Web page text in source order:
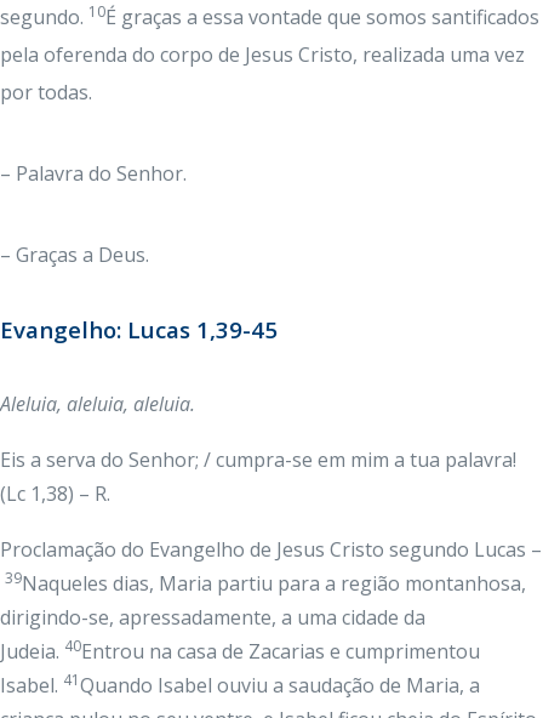
segundo. 10É graças a essa vontade que somos santificados
pela oferenda do corpo de Jesus Cristo, realizada uma vez
por todas.
– Palavra do Senhor.
– Graças a Deus.
Evangelho: Lucas 1,39-45
Aleluia, aleluia, aleluia.
Eis a serva do Senhor; / cumpra-se em mim a tua palavra!
(Lc 1,38) – R.
Proclamação do Evangelho de Jesus Cristo segundo Lucas –
39Naqueles dias, Maria partiu para a região montanhosa,
dirigindo-se, apressadamente, a uma cidade da
Judeia. 40Entrou na casa de Zacarias e cumprimentou
Isabel. 41Quando Isabel ouviu a saudação de Maria, a